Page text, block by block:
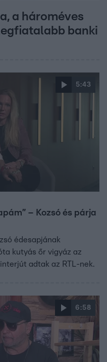
a hároméves
banki
5:43
– Kozsó és párja
édesapjának
kutyás őr vigyáz az
adtak az RTL-nek.
6:58